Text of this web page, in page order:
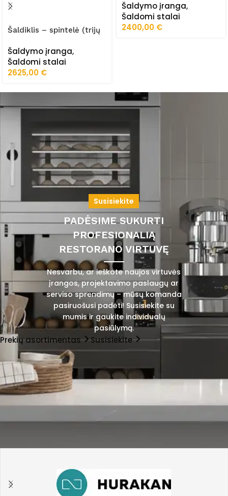
Šaldiklis – spintelė (trijų
200/70/02/STA
Šaldymo įranga,
Šaldomi stalai
2625,00 €
Šaldymo įranga,
Šaldomi stalai
2400,00 €
Susisiekite
PADĖSIME SUKURTI
PROFESIONALIĄ
RESTORANO VIRTUVĘ
Nesvarbu, ar ieškote naujos virtuvės
įrangos, projektavimo paslaugų ar
serviso sprendimų – mūsų komanda
pasiruošusi padėti! Susisiekite su
mumis ir gaukite individualų
pasiūlymą.
Prekių asortimentas Susisiekite